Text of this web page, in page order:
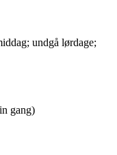
undgå lørdage;
gang)